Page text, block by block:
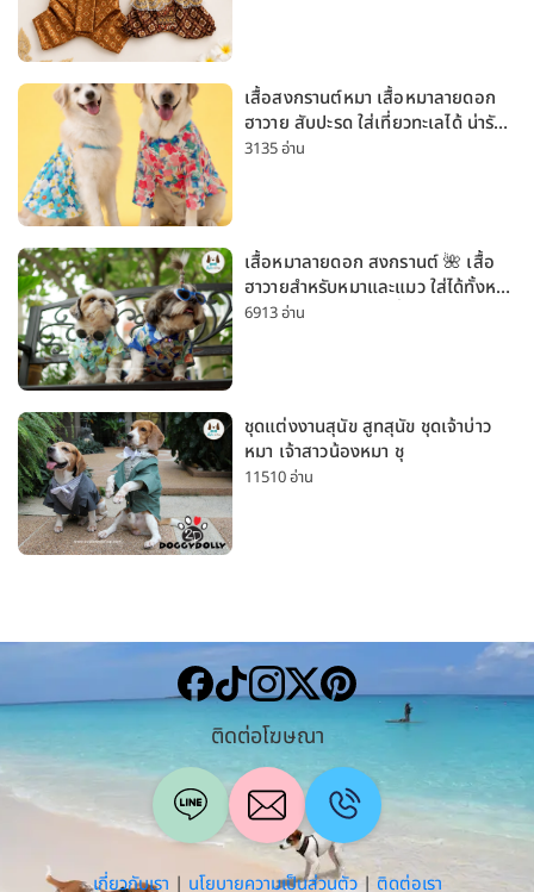
เสื้อสงกรานต์หมา เสื้อหมาลายดอก
ฮาวาย สับปะรด ใส่เที่ยวทะเลได้ น่ารัก
ใส่ได้ทั้งหมาเล็กและหมาใหญ่
3135 อ่าน
เสื้อหมาลายดอก สงกรานต์ 🌺 เสื้อ
ฮาวายสำหรับหมาและแมว ใส่ได้ทั้งหมา
เล็กและหมาใหญ่ ใส่เที่ยวทะเลน่ารัก
6913 อ่าน
ชุดแต่งงานสุนัข สูทสุนัข ชุดเจ้าบ่าว
หมา เจ้าสาวน้องหมา ชุ
11510 อ่าน
ติดต่อโฆษณา
เกี่ยวกับเรา | นโยบายความเป็นส่วนตัว| ติดต่อเรา